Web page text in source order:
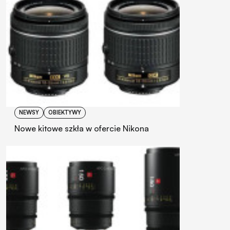
NEWSY OBIEKTYWY
Nowe kitowe szkła w ofercie Nikona